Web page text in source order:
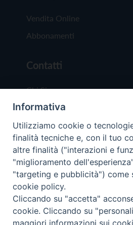
Vendita Online
Abbonamenti
Contatti
Chi Siamo
Redazione
Scrivici
Copyright © 2019 -
Trentina Editrice
Informativa
Utilizziamo cookie o
finalità tecniche e, con il tuo
altre finalità ("interazioni e
"miglioramento
"targeting e pubblicità") come
cookie policy.
Cliccando su "accetta"
cookie. Cliccando su